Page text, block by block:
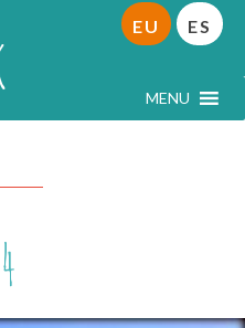
MENU
EU ES